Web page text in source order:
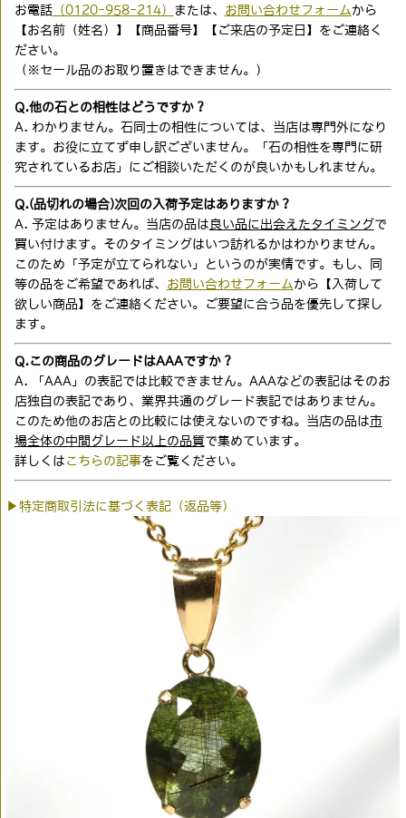
お電話（0120-958-214） または、 お問い合わせフォーム から
【お名前（姓名）】【商品番号】【ご来店の予定日】をご連絡く
ださい。
（※セール品のお取り置きはできません。）
Q.他の石との相性はどうですか？
A. わかりません。石同士の相性については、当店は専門外になり
ます。お役に立てず申し訳ございません。「石の相性を専門に研
究されているお店」にご相談いただくのが良いかもしれません。
Q.(品切れの場合)次回の入荷予定はありますか？
A. 予定はありません。当店の品は 良い品に出会えたタイミングで
買い付けます。そのタイミングはいつ訪れるかはわかりません。
このため「予定が立てられない」というのが実情です。もし、同
等の品をご希望であれば、 お問い合わせフォーム から【入荷して
欲しい商品】をご連絡ください。ご要望に合う品を優先して探し
ます。
Q.この商品のグレードはAAAですか？
A. 「AAA」の表記では比較できません。AAAなどの表記はそのお
店独自の表記であり、業界共通のグレード表記ではありません。
このため他のお店との比較には使えないのですね。当店の品は市
場全体の中間グレード以上の品質で集めています。
詳しくは こちらの記事をご覧ください。
▶特定商取引法に基づく表記（返品等）